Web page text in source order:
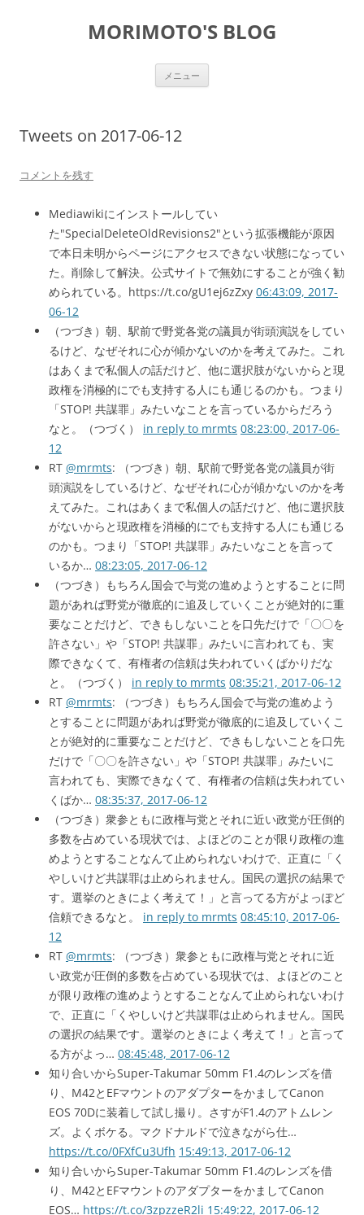
MORIMOTO'S BLOG
メニュー
Tweets on 2017-06-12
コメントを残す
Mediawikiにインストールしてい
た"SpecialDeleteOldRevisions2"という拡張機能が原因
で本日未明からページにアクセスできない状態になってい
た。削除して解決。公式サイトで無効にすることが強く勧
められている。https://t.co/gU1ej6zZxy 06:43:09, 2017-
06-12
（つづき）朝、駅前で野党各党の議員が街頭演説をしてい
るけど、なぜそれに心が傾かないのかを考えてみた。これ
はあくまで私個人の話だけど、他に選択肢がないからと現
政権を消極的にでも支持する人にも通じるのかも。つまり
「STOP! 共謀罪」みたいなことを言っているからだろう
なと。（つづく） in reply to mrmts 08:23:00, 2017-06-
12
RT @mrmts: （つづき）朝、駅前で野党各党の議員が街
頭演説をしているけど、なぜそれに心が傾かないのかを考
えてみた。これはあくまで私個人の話だけど、他に選択肢
がないからと現政権を消極的にでも支持する人にも通じる
のかも。つまり「STOP! 共謀罪」みたいなことを言って
いるか… 08:23:05, 2017-06-12
（つづき）もちろん国会で与党の進めようとすることに問
題があれば野党が徹底的に追及していくことが絶対的に重
要なことだけど、できもしないことを口先だけで「〇〇を
許さない」や「STOP! 共謀罪」みたいに言われても、実
際できなくて、有権者の信頼は失われていくばかりだな
と。（つづく） in reply to mrmts 08:35:21, 2017-06-12
RT @mrmts: （つづき）もちろん国会で与党の進めよう
とすることに問題があれば野党が徹底的に追及していくこ
とが絶対的に重要なことだけど、できもしないことを口先
だけで「〇〇を許さない」や「STOP! 共謀罪」みたいに
言われても、実際できなくて、有権者の信頼は失われてい
くばか… 08:35:37, 2017-06-12
（つづき）衆参ともに政権与党とそれに近い政党が圧倒的
多数を占めている現状では、よほどのことが限り政権の進
めようとすることなんて止められないわけで、正直に「く
やしいけど共謀罪は止められません。国民の選択の結果で
す。選挙のときによく考えて！」と言ってる方がよっぽど
信頼できるなと。 in reply to mrmts 08:45:10, 2017-06-
12
RT @mrmts: （つづき）衆参ともに政権与党とそれに近
い政党が圧倒的多数を占めている現状では、よほどのこと
が限り政権の進めようとすることなんて止められないわけ
で、正直に「くやしいけど共謀罪は止められません。国民
の選択の結果です。選挙のときによく考えて！」と言って
る方がよっ… 08:45:48, 2017-06-12
知り合いからSuper-Takumar 50mm F1.4のレンズを借
り、M42とEFマウントのアダプターをかましてCanon
EOS 70Dに装着して試し撮り。さすがF1.4のアトムレン
ズ。よくボケる。マクドナルドで泣きながら仕…
https://t.co/0FXfCu3Ufh 15:49:13, 2017-06-12
知り合いからSuper-Takumar 50mm F1.4のレンズを借
り、M42とEFマウントのアダプターをかましてCanon
EOS… https://t.co/3zpzzeR2li 15:49:22, 2017-06-12